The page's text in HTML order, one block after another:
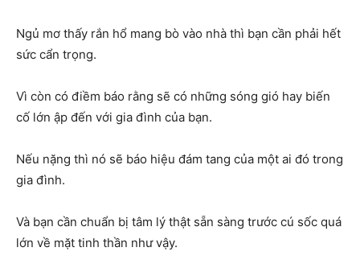
Ngủ mơ thấy rắn hổ mang bò vào nhà thì bạn cần phải hết
sức cẩn trọng.
Vì còn có điềm báo rằng sẽ có những sóng gió hay biến
cố lớn ập đến với gia đình của bạn.
Nếu nặng thì nó sẽ báo hiệu đám tang của một ai đó trong
gia đình.
Và bạn cần chuẩn bị tâm lý thật sẵn sàng trước cú sốc quá
lớn về mặt tinh thần như vậy.